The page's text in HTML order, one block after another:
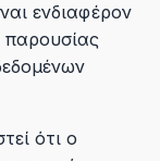
ενδιαφέρον
παρουσίας
ότι ο